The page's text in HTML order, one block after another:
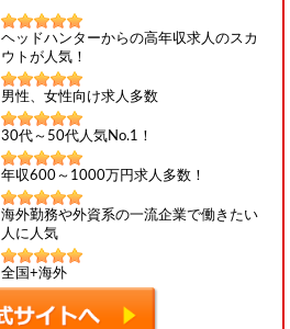
ヘッドハンターからの高年収求人のスカ
ウトが人気！
男性、女性向け求人多数
30代～50代人気No.1！
年収600～1000万円求人多数！
海外勤務や外資系の一流企業で働きたい
人に人気
全国+海外